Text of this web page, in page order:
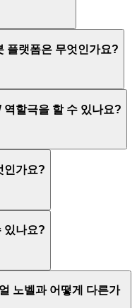
플랫폼은 무엇인가요?
할극을 할 수 있나요?
인가요?
있나요?
노벨과 어떻게 다른가